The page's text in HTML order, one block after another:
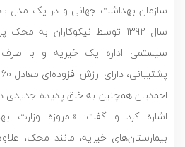
سال 1392 توسط نیکوکاران
سیستمی اداره یک خیریه و با صرف
پشتیبانی، دارای ارزش افزوده‌ای معادل 60 برابر بوده است.»
احمدیان همچنین به خلق پدیده جدیدی
اشاره کرد و گفت: «امروزه وزارت
بیمارستان‌های خیریه، مانند محک،